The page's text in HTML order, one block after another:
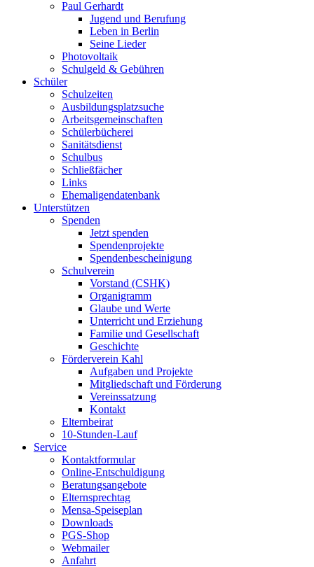
Paul Gerhardt
Jugend und Berufung
Leben in Berlin
Seine Lieder
Photovoltaik
Schulgeld & Gebühren
Schüler
Schulzeiten
Ausbildungsplatzsuche
Arbeitsgemeinschaften
Schülerbücherei
Sanitätsdienst
Schulbus
Schließfächer
Links
Ehemaligendatenbank
Unterstützen
Spenden
Jetzt spenden
Spendenprojekte
Spendenbescheinigung
Schulverein
Vorstand (CSHK)
Organigramm
Glaube und Werte
Unterricht und Erziehung
Familie und Gesellschaft
Geschichte
Förderverein Kahl
Aufgaben und Projekte
Mitgliedschaft und Förderung
Vereinssatzung
Kontakt
Elternbeirat
10-Stunden-Lauf
Service
Kontaktformular
Online-Entschuldigung
Beratungsangebote
Elternsprechtag
Mensa-Speiseplan
Downloads
PGS-Shop
Webmailer
Anfahrt